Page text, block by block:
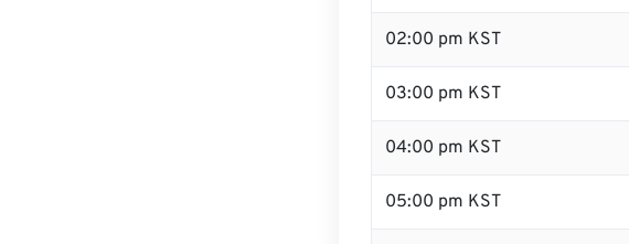
02:00 pm KST
03:00 pm KST
04:00 pm KST
05:00 pm KST